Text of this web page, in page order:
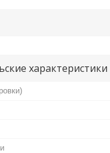
характеристики